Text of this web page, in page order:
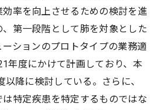
率を向上させるための検討を進
第一段階として肺を対象とした
ションのプロトタイプの業務適
年度にかけて計画しており、本
降に検討している。さらに、
特定疾患を特定するものではな